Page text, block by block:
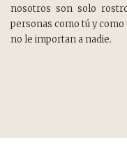
nosotros son solo
personas como tú y
no le importan a nadie.